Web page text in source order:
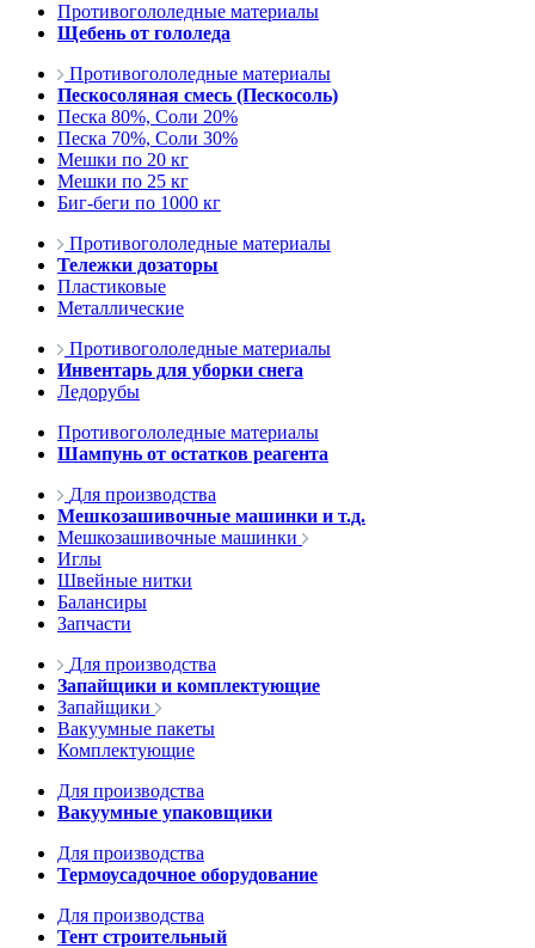
Противогололедные материалы
Щебень от гололеда
Противогололедные материалы
Пескосоляная смесь (Пескосоль)
Песка 80%, Соли 20%
Песка 70%, Соли 30%
Мешки по 20 кг
Мешки по 25 кг
Биг-беги по 1000 кг
Противогололедные материалы
Тележки дозаторы
Пластиковые
Металлические
Противогололедные материалы
Инвентарь для уборки снега
Ледорубы
Противогололедные материалы
Шампунь от остатков реагента
Для производства
Мешкозашивочные машинки и т.д.
Мешкозашивочные машинки
Иглы
Швейные нитки
Балансиры
Запчасти
Для производства
Запайщики и комплектующие
Запайщики
Вакуумные пакеты
Комплектующие
Для производства
Вакуумные упаковщики
Для производства
Термоусадочное оборудование
Для производства
Тент строительный